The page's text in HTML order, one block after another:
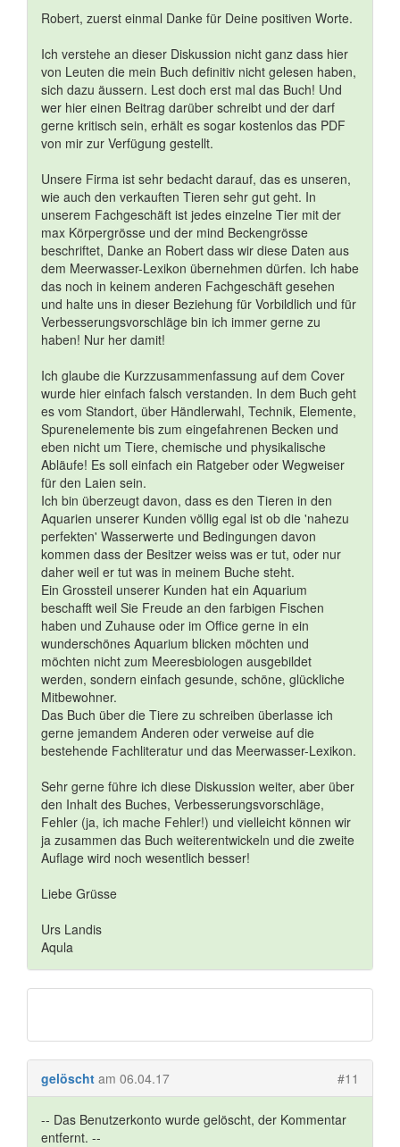
Robert, zuerst einmal Danke für Deine positiven Worte.
Ich verstehe an dieser Diskussion nicht ganz dass hier
von Leuten die mein Buch definitiv nicht gelesen haben,
sich dazu äussern. Lest doch erst mal das Buch! Und
wer hier einen Beitrag darüber schreibt und der darf
gerne kritisch sein, erhält es sogar kostenlos das PDF
von mir zur Verfügung gestellt.
Unsere Firma ist sehr bedacht darauf, das es unseren,
wie auch den verkauften Tieren sehr gut geht. In
unserem Fachgeschäft ist jedes einzelne Tier mit der
max Körpergrösse und der mind Beckengrösse
beschriftet, Danke an Robert dass wir diese Daten aus
dem Meerwasser-Lexikon übernehmen dürfen. Ich habe
das noch in keinem anderen Fachgeschäft gesehen
und halte uns in dieser Beziehung für Vorbildlich und für
Verbesserungsvorschläge bin ich immer gerne zu
haben! Nur her damit!
Ich glaube die Kurzzusammenfassung auf dem Cover
wurde hier einfach falsch verstanden. In dem Buch geht
es vom Standort, über Händlerwahl, Technik, Elemente,
Spurenelemente bis zum eingefahrenen Becken und
eben nicht um Tiere, chemische und physikalische
Abläufe! Es soll einfach ein Ratgeber oder Wegweiser
für den Laien sein.
Ich bin überzeugt davon, dass es den Tieren in den
Aquarien unserer Kunden völlig egal ist ob die 'nahezu
perfekten' Wasserwerte und Bedingungen davon
kommen dass der Besitzer weiss was er tut, oder nur
daher weil er tut was in meinem Buche steht.
Ein Grossteil unserer Kunden hat ein Aquarium
beschafft weil Sie Freude an den farbigen Fischen
haben und Zuhause oder im Office gerne in ein
wunderschönes Aquarium blicken möchten und
möchten nicht zum Meeresbiologen ausgebildet
werden, sondern einfach gesunde, schöne, glückliche
Mitbewohner.
Das Buch über die Tiere zu schreiben überlasse ich
gerne jemandem Anderen oder verweise auf die
bestehende Fachliteratur und das Meerwasser-Lexikon.
Sehr gerne führe ich diese Diskussion weiter, aber über
den Inhalt des Buches, Verbesserungsvorschläge,
Fehler (ja, ich mache Fehler!) und vielleicht können wir
ja zusammen das Buch weiterentwickeln und die zweite
Auflage wird noch wesentlich besser!
Liebe Grüsse
Urs Landis
Aqula
gelöscht am 06.04.17 #11
-- Das Benutzerkonto wurde gelöscht, der Kommentar
entfernt. --